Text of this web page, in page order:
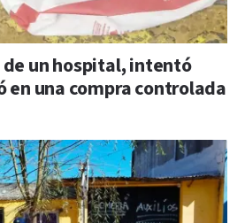
un hospital, intentó
en una compra controlada